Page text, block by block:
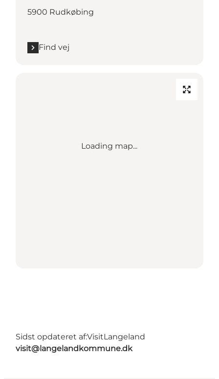
5900 Rudkøbing
Find vej
Loading map...
Sidst opdateret af:VisitLangeland
visit@langelandkommune.dk